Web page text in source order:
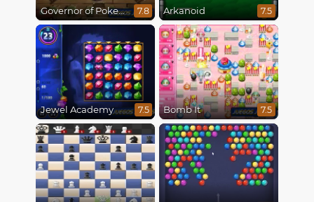
Governor of Poker 2 7.8 Arkanoid 7.5
Jewel Academy 7.5 Bomb It 7.5